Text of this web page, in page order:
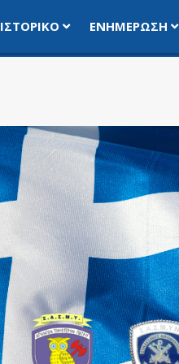
ΙΣΤΟΡΙΚΌ ΕΝΗΜΈΡΩΣΗ